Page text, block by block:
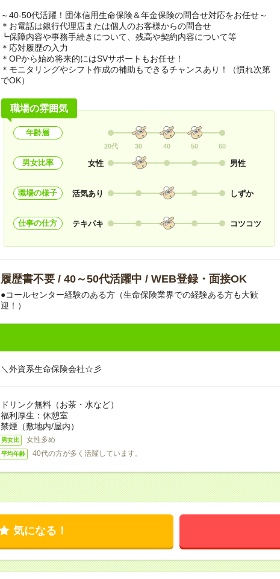
～40-50代活躍！団体信用生命保険＆年金保険の問合せ対応をお任せ～
＊お電話は銀行代理店または個人のお客様からの問合せ
┗保障内容や事務手続きについて、残高や契約内容について等
＊応対履歴の入力
＊OPから始め将来的にはSVサポートもお任せ！
＊モニタリングやシフト作成の補助もできるチャンスあり！（慣れ次第
でOK）
職場の雰囲気
年齢層
20代 30 40 50 60
男女比率 女性 男性
職場の様子 活気あり しずか
仕事の仕方 テキパキ コツコツ
履歴書不要 / 40～50代活躍中 / WEB登録・面接OK
●コールセンター経験のある方（生命保険業界での経験ある方も大歓
迎！）
＼外資系生命保険会社☆彡
ドリンク無料（お茶・水など）
福利厚生：休憩室
禁煙（敷地内/屋内）
男女比 女性多め
平均年齢 40代の方が多く活躍しています。
気になる！